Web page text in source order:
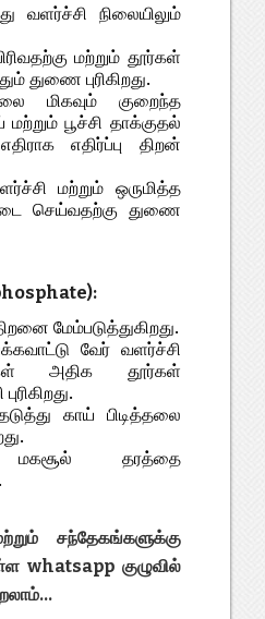
வளர்ச்சி நிலையிலும்
மற்றும் தூர்கள்
துணை புரிகிறது.
மிகவும் குறைந்த
பூச்சி தாக்குதல்
எதிர்ப்பு திறன்
மற்றும் ஒருமித்த
செய்வதற்கு துணை
மேம்படுத்துகிறது.
வேர் வளர்ச்சி
அதிக தூர்கள்
காய் பிடித்தலை
மகசூல் தரத்தை
சந்தேகங்களுக்கு
whatsapp குழுவில்